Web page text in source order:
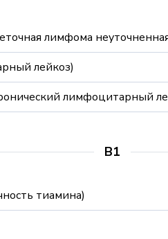
лимфома
лейкоз)
лимфоцитарный
B1
тиамина)